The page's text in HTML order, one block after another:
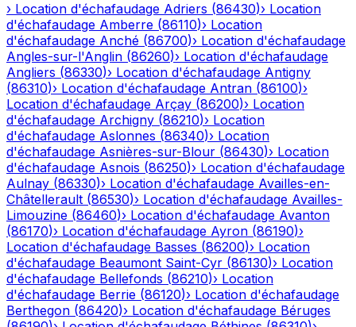
› Location d'échafaudage Adriers (86430)› Location
d'échafaudage Amberre (86110)› Location
d'échafaudage Anché (86700)› Location d'échafaudage
Angles-sur-l'Anglin (86260)› Location d'échafaudage
Angliers (86330)› Location d'échafaudage Antigny
(86310)› Location d'échafaudage Antran (86100)›
Location d'échafaudage Arçay (86200)› Location
d'échafaudage Archigny (86210)› Location
d'échafaudage Aslonnes (86340)› Location
d'échafaudage Asnières-sur-Blour (86430)› Location
d'échafaudage Asnois (86250)› Location d'échafaudage
Aulnay (86330)› Location d'échafaudage Availles-en-
Châtellerault (86530)› Location d'échafaudage Availles-
Limouzine (86460)› Location d'échafaudage Avanton
(86170)› Location d'échafaudage Ayron (86190)›
Location d'échafaudage Basses (86200)› Location
d'échafaudage Beaumont Saint-Cyr (86130)› Location
d'échafaudage Bellefonds (86210)› Location
d'échafaudage Berrie (86120)› Location d'échafaudage
Berthegon (86420)› Location d'échafaudage Béruges